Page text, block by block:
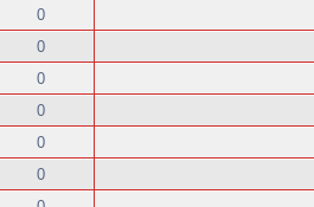
0
0
0
0
0
0